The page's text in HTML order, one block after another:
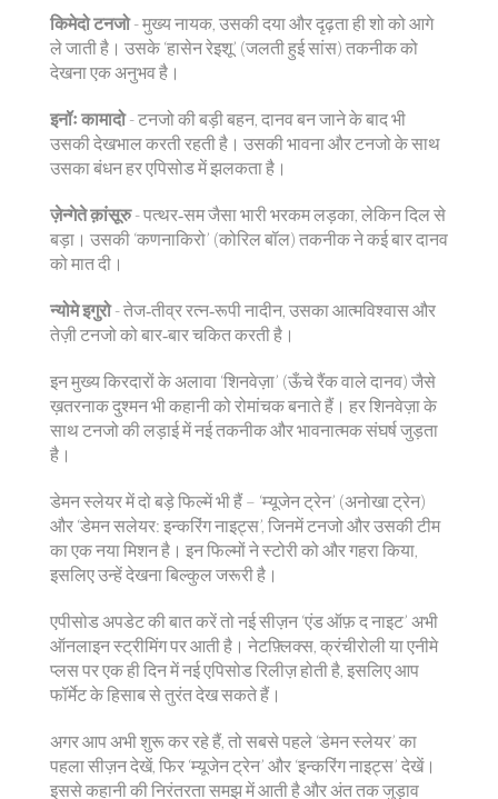
किमेदो टनजो- मुख्य नायक, उसकी दया और दृढ़ता ही शो को आगे
ले जाती है। उसके ‘हासेन रेइशू’ (जलती हुई सांस) तकनीक को
देखना एक अनुभव है।
इनॉः कामादो- टनजो की बड़ी बहन, दानव बन जाने के बाद भी
उसकी देखभाल करती रहती है। उसकी भावना और टनजो के साथ
उसका बंधन हर एपिसोड में झलकता है।
ज़ेन्गेते क़ांसूरु- पत्थर‑सम जैसा भारी भरकम लड़का, लेकिन दिल से
बड़ा। उसकी ‘कणनाकिरो’ (कोरिल बॉल) तकनीक ने कई बार दानव
को मात दी।
न्योमे इगुरो- तेज‑तीव्र रत्न‑रूपी नादीन, उसका आत्मविश्वास और
तेज़ी टनजो को बार‑बार चकित करती है।
इन मुख्य किरदारों के अलावा ‘शिनवेज़ा’ (ऊँचे रैंक वाले दानव) जैसे
ख़तरनाक दुश्मन भी कहानी को रोमांचक बनाते हैं। हर शिनवेज़ा के
साथ टनजो की लड़ाई में नई तकनीक और भावनात्मक संघर्ष जुड़ता
है।
डेमन स्लेयर में दो बड़े फिल्में भी हैं – ‘म्यूजेन ट्रेन’ (अनोखा ट्रेन)
और ‘डेमन सलेयर: इन्करिंग नाइट्स’, जिनमें टनजो और उसकी टीम
का एक नया मिशन है। इन फिल्मों ने स्टोरी को और गहरा किया,
इसलिए उन्हें देखना बिल्कुल जरूरी है।
एपीसोड अपडेट की बात करें तो नई सीज़न ‘एंड ऑफ़ द नाइट’ अभी
ऑनलाइन स्ट्रीमिंग पर आती है। नेटफ़्लिक्स, क्रंचीरोली या एनीमे
प्लस पर एक ही दिन में नई एपिसोड रिलीज़ होती है, इसलिए आप
फॉर्मेट के हिसाब से तुरंत देख सकते हैं।
अगर आप अभी शुरू कर रहे हैं, तो सबसे पहले ‘डेमन स्लेयर’ का
पहला सीज़न देखें, फिर ‘म्यूजेन ट्रेन’ और ‘इन्करिंग नाइट्स’ देखें।
इससे कहानी की निरंतरता समझ में आती है और अंत तक जुड़ाव